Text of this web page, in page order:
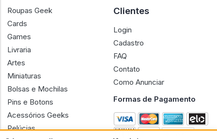
Roupas Geek
Cards
Games
Livraria
Artes
Miniaturas
Bolsas e Mochilas
Pins e Botons
Acessórios Geeks
Pelúcias
Clientes
Login
Cadastro
FAQ
Contato
Como Anunciar
Formas de Pagamento